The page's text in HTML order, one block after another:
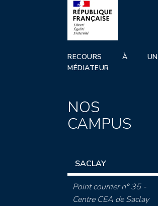
RECOURS À UN
MÉDIATEUR
NOS
CAMPUS
SACLAY
Point courrier n° 35 -
Centre CEA de Saclay